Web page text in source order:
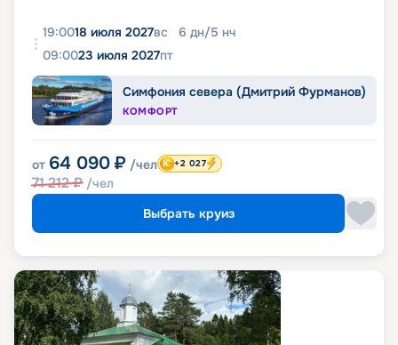
19:0018 июля 2027вс 6 дн/5 нч
09:0023 июля 2027пт
Симфония севера (Дмитрий Фурманов)
КОМФОРТ
от 64 090 ₽ /чел
71 212₽ /чел
+2 027
Выбрать круиз